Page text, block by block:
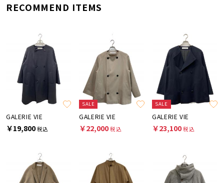
RECOMMEND ITEMS
GALERIE VIE
￥19,800税込
SALE
GALERIE VIE
￥22,000税込
SALE
GALERIE VIE
￥23,100税込